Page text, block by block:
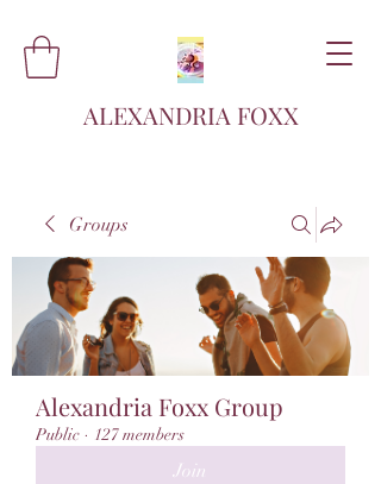
ALEXANDRIA FOXX
Groups
Alexandria Foxx Group
Public · 127 members
Join